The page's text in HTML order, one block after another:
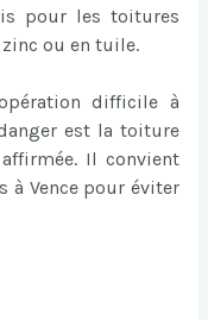
pour les toitures
ou en tuile.
difficile à
est la toiture
Il convient
à Vence pour éviter